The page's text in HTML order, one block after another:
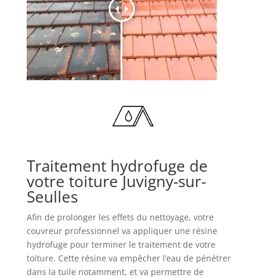
Traitement hydrofuge de
votre toiture Juvigny-sur-
Seulles
Afin de prolonger les effets du nettoyage, votre
couvreur professionnel va appliquer une résine
hydrofuge pour terminer le traitement de votre
toiture. Cette résine va empêcher l’eau de pénétrer
dans la tuile notamment, et va permettre de